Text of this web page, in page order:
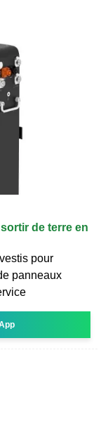
de terre en
pour
panneaux